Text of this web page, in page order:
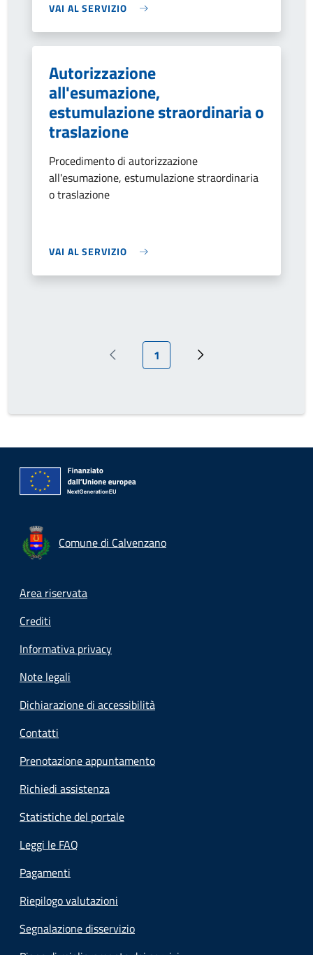
VAI AL SERVIZIO
Autorizzazione
all'esumazione,
estumulazione straordinaria o
traslazione
Procedimento di autorizzazione
all'esumazione, estumulazione straordinaria
o traslazione
VAI AL SERVIZIO
Pagina precedente
Pagina attuale
1 Pagina successiva
Comune di Calvenzano
Footer menu
Area riservata
Crediti
Informativa privacy
Note legali
Dichiarazione di accessibilità
Contatti
Prenotazione appuntamento
Richiedi assistenza
Statistiche del portale
Leggi le FAQ
Pagamenti
Riepilogo valutazioni
Segnalazione disservizio